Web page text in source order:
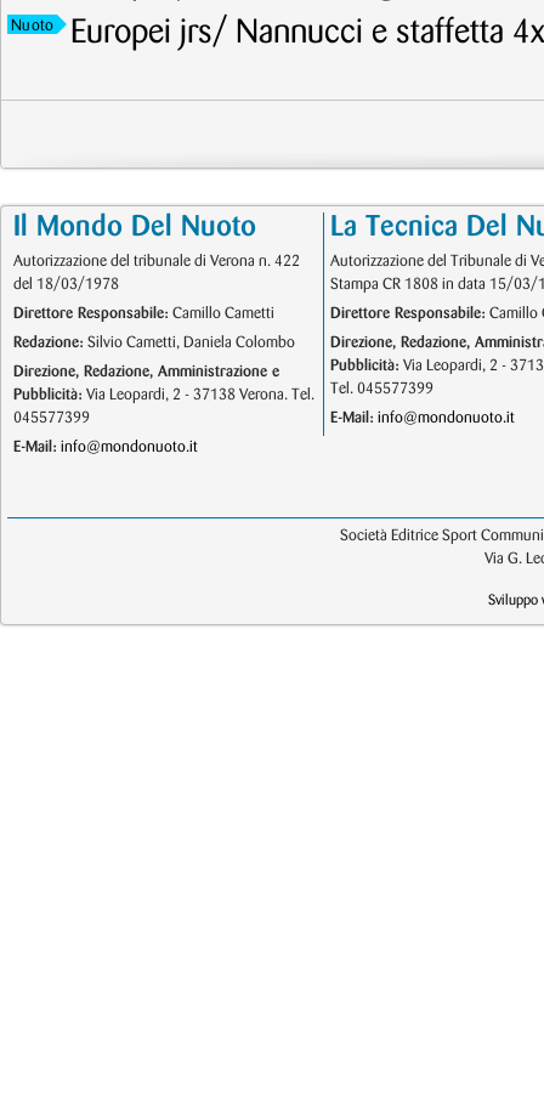
Nuoto Europei jrs/ Nannucci e staffetta
Il Mondo Del Nuoto
Autorizzazione del tribunale di Verona n. 422
del 18/03/1978
Direttore Responsabile: Camillo Cametti
Redazione: Silvio Cametti, Daniela Colombo
Direzione, Redazione, Amministrazione e
Pubblicità: Via Leopardi, 2 - 37138 Verona. Tel.
045577399
E-Mail: info@mondonuoto.it
La Tecnica Del
Autorizzazione del Tribunale di
Stampa CR 1808 in data 15/03/
Direttore Responsabile: Camillo
Direzione, Redazione,
Pubblicità: Via Leopardi, 2 -
Tel. 045577399
E-Mail: info@mondonuoto.it
Società Editrice Sport
Via G.
Sviluppo